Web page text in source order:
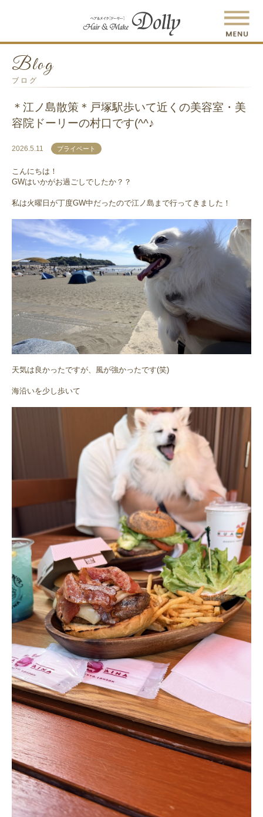
Blog
ブログ
＊江ノ島散策＊戸塚駅歩いて近くの美容室・美
容院ドーリーの村口です(^^♪
2026.5.11 プライベート
こんにちは！
GWはいかがお過ごしでしたか？？
私は火曜日が丁度GW中だったので江ノ島まで行ってきました！
天気は良かったですが、風が強かったです(笑)
海沿いを少し歩いて